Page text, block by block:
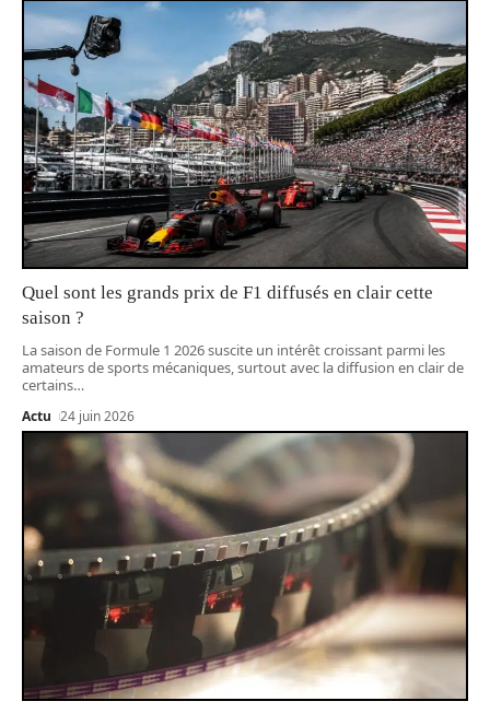
Quel sont les grands prix de F1 diffusés en clair cette
saison ?
La saison de Formule 1 2026 suscite un intérêt croissant parmi les
amateurs de sports mécaniques, surtout avec la diffusion en clair de
certains…
Actu 24 juin 2026